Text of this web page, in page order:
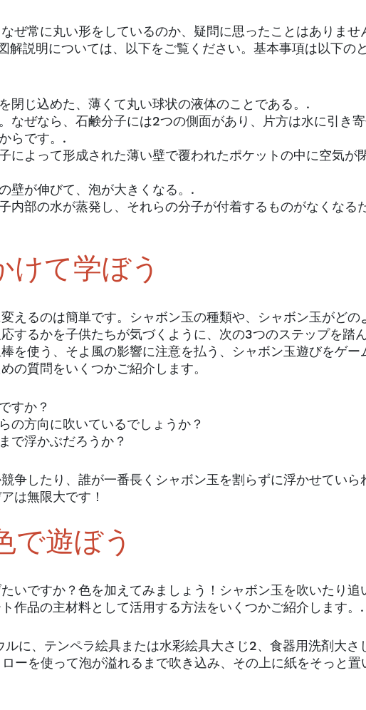
ぜ常に丸い形をしているのか、疑問に思ったことはありませ
解説明については、以下をご覧ください。基本事項は以下の
閉じ込めた、薄くて丸い球状の液体のことである。.
なぜなら、石鹸分子には2つの側面があり、片方は水に引き
らです。.
によって形成された薄い壁で覆われたポケットの中に空気が
壁が伸びて、泡が大きくなる。.
内部の水が蒸発し、それらの分子が付着するものがなくなる
て学ぼう
えるのは簡単です。シャボン玉の種類や、シャボン玉がどの
するかを子供たちが気づくように、次の3つのステップを踏
を使う、そよ風の影響に注意を払う、シャボン玉遊びをゲー
の質問をいくつかご紹介します。
すか？
の方向に吹いているでしょうか？
で浮かぶだろうか？
争したり、誰が一番長くシャボン玉を割らずに浮かせていら
は無限大です！
遊ぼう
いですか？色を加えてみましょう！シャボン玉を吹いたり追
作品の主材料として活用する方法をいくつかご紹介します。.
ルに、テンペラ絵具または水彩絵具大さじ2、食器用洗剤大さ
ーを使って泡が溢れるまで吹き込み、その上に紙をそっと置